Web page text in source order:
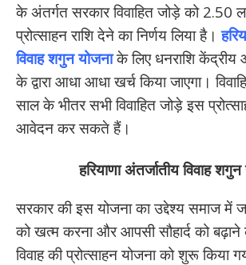
के अंतर्गत सरकार विवाहित जोड़े को 2.50
प्रोत्साहन राशि देने का निर्णय लिया है।
विवाह शगुन योजना के लिए धनराशि केंद्रीय
के द्वारा आधा आधा खर्च किया जाएगा।
साल के भीतर सभी विवाहित जोड़े इस
आवेदन कर सकते हैं।
हरियाणा अंतर्जातीय विवाह
सरकार की इस योजना का उद्देश्य समाज में
को खत्म करना और आपसी सौहार्द को बढ़ाने
विवाह की प्रोत्साहन योजना को शुरू किया